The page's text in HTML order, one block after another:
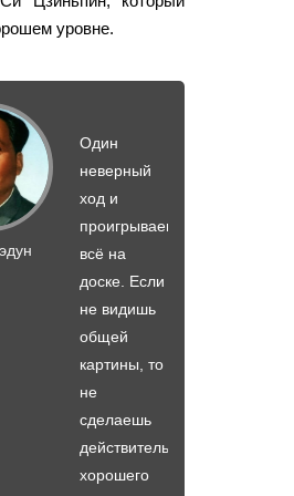
уровне.
Один
неверный
ход и
проигрываешь
всё на
доске. Если
не видишь
общей
картины, то
не
сделаешь
действительно
хорошего